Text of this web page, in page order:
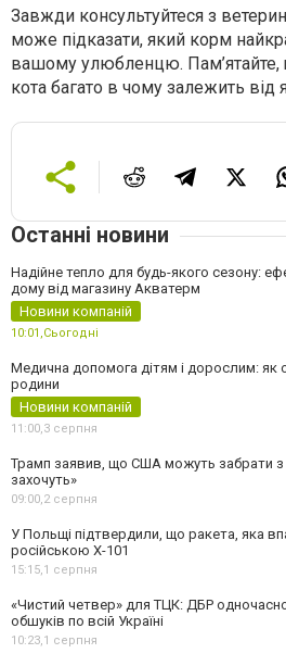
Завжди консультуйтеся з
може підказати, який корм
вашому улюбленцю. Пам’ятайте,
кота багато в чому залежить від
Останні новини
Надійне тепло для будь-якого сезону:
дому від магазину Акватерм
Новини компаній
10:01,Сьогодні
Медична допомога дітям і дорослим: як
родини
Новини компаній
11:00,3 серпня
Трамп заявив, що США можуть забрати з
захочуть»
09:00,2 серпня
У Польщі підтвердили, що ракета, яка
російською Х-101
15:15,1 серпня
«Чистий четвер» для ТЦК: ДБР
обшуків по всій Україні
10:23,1 серпня